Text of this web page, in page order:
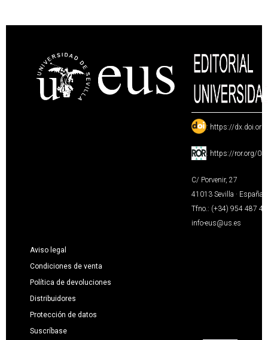
: https://
: https://ror.org/
C/ Porvenir, 27
41013 Sevilla · España
Tfno.: (+34) 954 487
info-eus@us.es
Aviso legal
Condiciones de venta
Política de devoluciones
Distribuidores
Protección de datos
Suscríbase